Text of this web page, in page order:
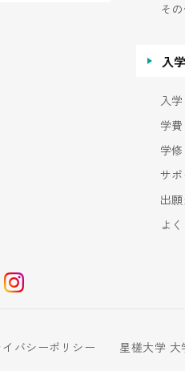
そ
入
入
学
学
サ
出
よ
イバシーポリシー 星槎大学 大